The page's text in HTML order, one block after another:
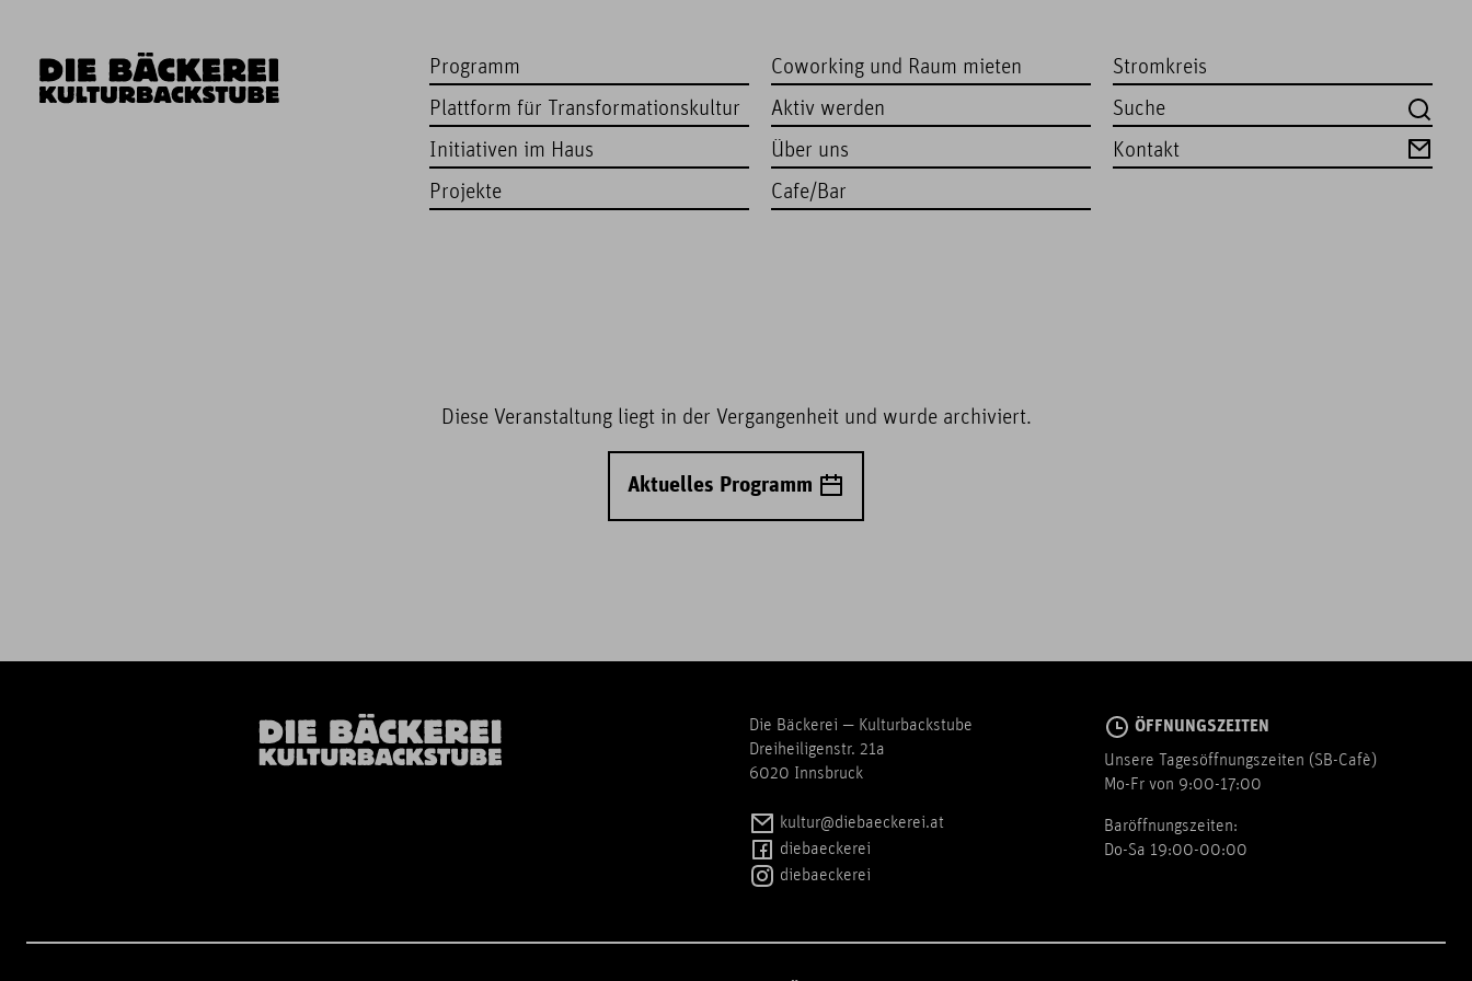
Programm
Plattform für Transformationskultur
Initiativen im Haus
Projekte
Coworking und Raum mieten
Aktiv werden
Über uns
Cafe/Bar
Stromkreis
Kontakt
Diese Veranstaltung liegt in der Vergangenheit und wurde archiviert.
Aktuelles Programm
Die Bäckerei — Kulturbackstube
Dreiheiligenstr. 21a
6020 Innsbruck
kultur@diebaeckerei.at
diebaeckerei
diebaeckerei
ÖFFNUNGSZEITEN
Unsere Tagesöffnungszeiten (SB-Cafè)
Mo-Fr von 9:00-17:00
Baröffnungszeiten:
Do-Sa 19:00-00:00